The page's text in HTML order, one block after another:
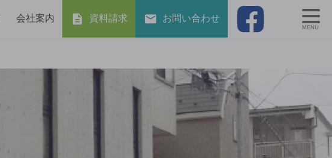
会社案内 資料請求 お問い合わせ
MENU